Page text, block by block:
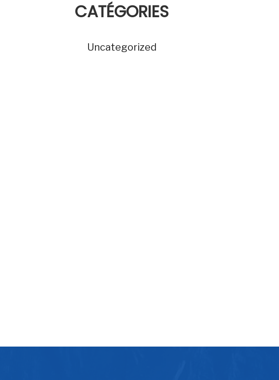
CATÉGORIES
Uncategorized